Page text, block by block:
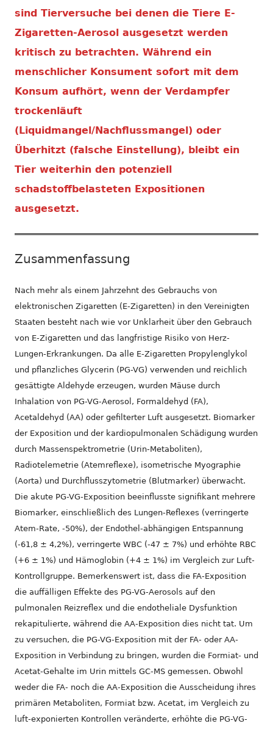
sind Tierversuche bei denen die Tiere E-
Zigaretten-Aerosol ausgesetzt werden
kritisch zu betrachten. Während ein
menschlicher Konsument sofort mit dem
Konsum aufhört, wenn der Verdampfer
trockenläuft
(Liquidmangel/Nachflussmangel) oder
Überhitzt (falsche Einstellung), bleibt ein
Tier weiterhin den potenziell
schadstoffbelasteten Expositionen
ausgesetzt.
Zusammenfassung
Nach mehr als einem Jahrzehnt des Gebrauchs von
elektronischen Zigaretten (E-Zigaretten) in den Vereinigten
Staaten besteht nach wie vor Unklarheit über den Gebrauch
von E-Zigaretten und das langfristige Risiko von Herz-
Lungen-Erkrankungen. Da alle E-Zigaretten Propylenglykol
und pflanzliches Glycerin (PG-VG) verwenden und reichlich
gesättigte Aldehyde erzeugen, wurden Mäuse durch
Inhalation von PG-VG-Aerosol, Formaldehyd (FA),
Acetaldehyd (AA) oder gefilterter Luft ausgesetzt. Biomarker
der Exposition und der kardiopulmonalen Schädigung wurden
durch Massenspektrometrie (Urin-Metaboliten),
Radiotelemetrie (Atemreflexe), isometrische Myographie
(Aorta) und Durchflusszytometrie (Blutmarker) überwacht.
Die akute PG-VG-Exposition beeinflusste signifikant mehrere
Biomarker, einschließlich des Lungen-Reflexes (verringerte
Atem-Rate, -50%), der Endothel-abhängigen Entspannung
(-61,8 ± 4,2%), verringerte WBC (-47 ± 7%) und erhöhte RBC
(+6 ± 1%) und Hämoglobin (+4 ± 1%) im Vergleich zur Luft-
Kontrollgruppe. Bemerkenswert ist, dass die FA-Exposition
die auffälligen Effekte des PG-VG-Aerosols auf den
pulmonalen Reizreflex und die endotheliale Dysfunktion
rekapitulierte, während die AA-Exposition dies nicht tat. Um
zu versuchen, die PG-VG-Exposition mit der FA- oder AA-
Exposition in Verbindung zu bringen, wurden die Formiat- und
Acetat-Gehalte im Urin mittels GC-MS gemessen. Obwohl
weder die FA- noch die AA-Exposition die Ausscheidung ihres
primären Metaboliten, Formiat bzw. Acetat, im Vergleich zu
luft-exponierten Kontrollen veränderte, erhöhte die PG-VG-